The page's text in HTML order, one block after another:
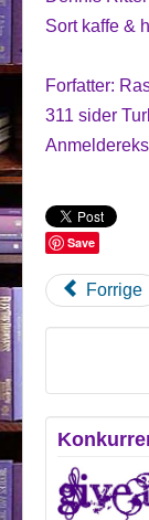
Sort kaffe &
Forfatter:
311 sider
Save
Forrige